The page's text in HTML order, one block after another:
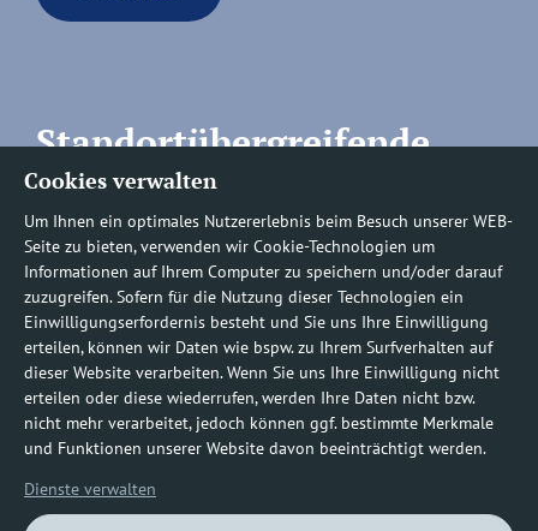
Cookies verwalten
Um Ihnen ein optimales Nutzererlebnis beim Besuch unserer WEB-
Seite zu bieten, verwenden wir Cookie-Technologien um
Informationen auf Ihrem Computer zu speichern und/oder darauf
zuzugreifen. Sofern für die Nutzung dieser Technologien ein
Einwilligungserfordernis besteht und Sie uns Ihre Einwilligung
erteilen, können wir Daten wie bspw. zu Ihrem Surfverhalten auf
dieser Website verarbeiten. Wenn Sie uns Ihre Einwilligung nicht
erteilen oder diese wiederrufen, werden Ihre Daten nicht bzw.
nicht mehr verarbeitet, jedoch können ggf. bestimmte Merkmale
und Funktionen unserer Website davon beeinträchtigt werden.
Dienste verwalten
Standortübergreifende
Rufnummern
Befundauskünfte/
Nachforderungen
0800 1219100-10